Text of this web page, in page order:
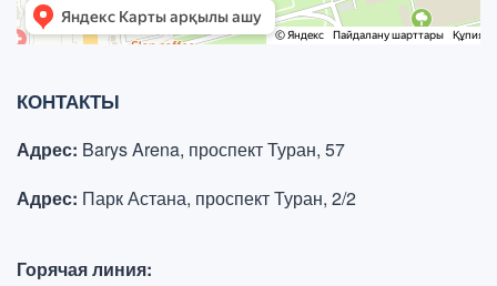
КОНТАКТЫ
Адрес: Barys Arena, проспект Туран, 57
Адрес: Парк Астана, проспект Туран, 2/2
Горячая линия: